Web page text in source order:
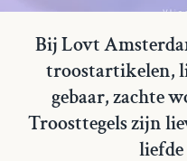
Bij Lovt
troostartikelen,
gebaar, zachte
Troosttegels zijn